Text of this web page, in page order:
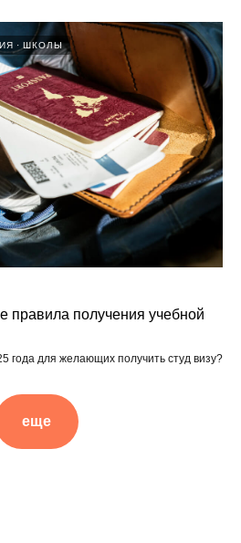
ШКОЛЫ
правила получения учебной
года для желающих получить студ визу?
еще